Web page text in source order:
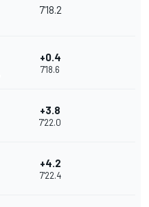
7'18.2
+0.4
7'18.6
+3.8
7'22.0
+4.2
7'22.4